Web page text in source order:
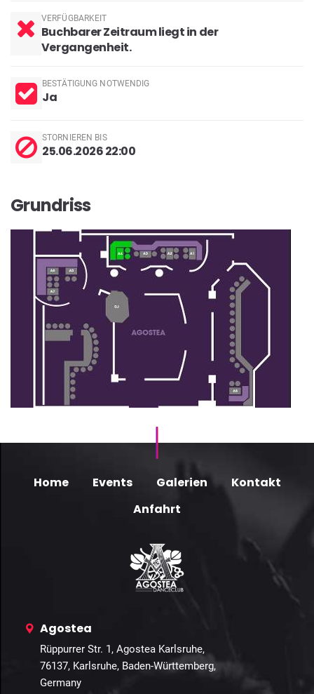
VERFÜGBARKEIT
Buchbarer Zeitraum liegt in der
Vergangenheit.
BESTÄTIGUNG NOTWENDIG
Ja
STORNIEREN BIS
25.06.2026 22:00
Grundriss
Home Events Galerien
Kontakt
Anfahrt
Agostea
Rüppurrer Str. 1, Agostea Karlsruhe,
76137, Karlsruhe, Baden-Württemberg,
Germany